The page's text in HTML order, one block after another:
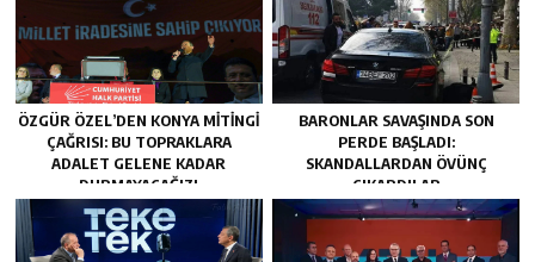
ÖZGÜR ÖZEL’DEN KONYA MITINGI
ÇAĞRISI: BU TOPRAKLARA
ADALET GELENE KADAR
DURMAYACAĞIZ!
BARONLAR SAVAŞINDA SON
PERDE BAŞLADI:
SKANDALLARDAN ÖVÜNÇ
ÇIKARDILAR